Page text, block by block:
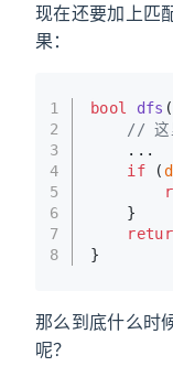
现在还要加上匹
果：
1
2
3
4
5
6
7
8
bool dfs
// 这
    ...
if (
    }
}
那么到底什么时
呢？